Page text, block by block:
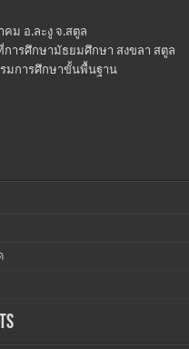
คม อ.ละงู จ.สตูล
การศึกษามัธยมศึกษา สงขลา สตูล
มการศึกษาขั้นพื้นฐาน